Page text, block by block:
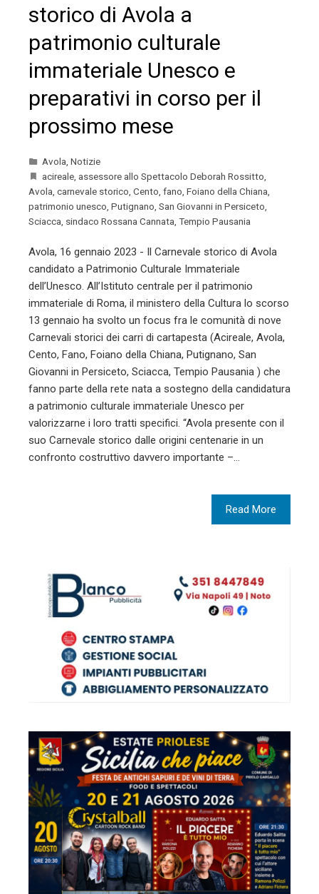
storico di Avola a
patrimonio culturale
immateriale Unesco e
preparativi in corso per il
prossimo mese
Avola Notizie
acireale assessore allo Spettacolo Deborah Rossitto
Avola carnevale storico Cento fano Foiano della Chiana
patrimonio unesco Putignano San Giovanni in Persiceto
Sciacca sindaco Rossana Cannata Tempio Pausania
Avola, 16 gennaio 2023 - Il Carnevale storico di Avola
candidato a Patrimonio Culturale Immateriale
dell’Unesco. All’Istituto centrale per il patrimonio
immateriale di Roma, il ministero della Cultura lo scorso
13 gennaio ha svolto un focus fra le comunità di nove
Carnevali storici dei carri di cartapesta (Acireale, Avola,
Cento, Fano, Foiano della Chiana, Putignano, San
Giovanni in Persiceto, Sciacca, Tempio Pausania ) che
fanno parte della rete nata a sostegno della candidatura
a patrimonio culturale immateriale Unesco per
valorizzarne i loro tratti specifici. “Avola presente con il
suo Carnevale storico dalle origini centenarie in un
confronto costruttivo davvero importante –…
Read More